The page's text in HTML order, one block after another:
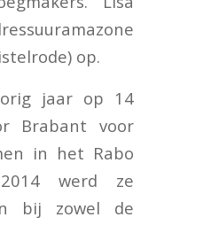
op.
jaar op 14
Brabant voor
in het Rabo
werd ze
bij zowel de